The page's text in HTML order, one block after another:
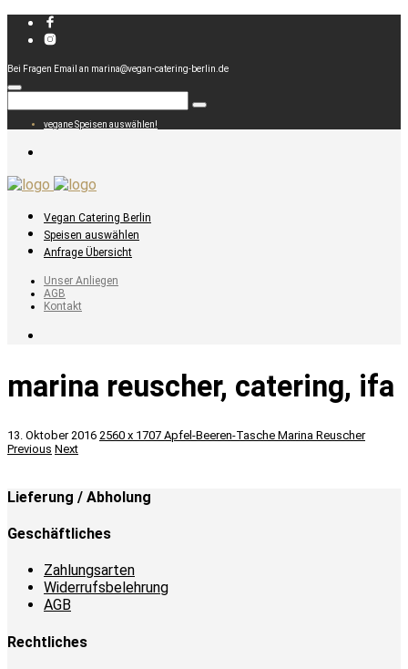
Bei Fragen Email an marina@vegan-catering-berlin.de
vegane Speisen auswählen!
Vegan Catering Berlin
Speisen auswählen
Anfrage Übersicht
Unser Anliegen
AGB
Kontakt
marina reuscher, catering, ifa
13. Oktober 2016 2560 x 1707 Apfel-Beeren-Tasche Marina Reuscher
Previous Next
Lieferung / Abholung
Geschäftliches
Zahlungsarten
Widerrufsbelehrung
AGB
Rechtliches